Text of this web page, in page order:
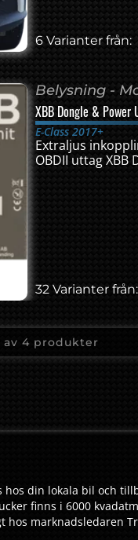
6 Varianter från:
Belysning -
XBB Dongle & Power
E-Class 2017+
Extraljus
OBDII uttag XBB
32 Varianter från:
av 4 produkter
hos din lokala bil och
finns i 6000
marknadsledaren